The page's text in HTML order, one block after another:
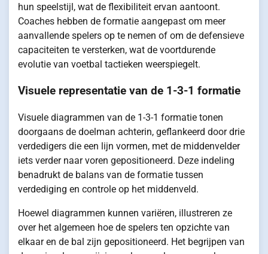
hun speelstijl, wat de flexibiliteit ervan aantoont.
Coaches hebben de formatie aangepast om meer
aanvallende spelers op te nemen of om de defensieve
capaciteiten te versterken, wat de voortdurende
evolutie van voetbal tactieken weerspiegelt.
Visuele representatie van de 1-3-1 formatie
Visuele diagrammen van de 1-3-1 formatie tonen
doorgaans de doelman achterin, geflankeerd door drie
verdedigers die een lijn vormen, met de middenvelder
iets verder naar voren gepositioneerd. Deze indeling
benadrukt de balans van de formatie tussen
verdediging en controle op het middenveld.
Hoewel diagrammen kunnen variëren, illustreren ze
over het algemeen hoe de spelers ten opzichte van
elkaar en de bal zijn gepositioneerd. Het begrijpen van